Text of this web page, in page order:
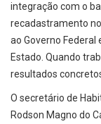
integração com o
recadastramento
ao Governo Federal
Estado. Quando
resultados
O secretário de
Rodson Magno do